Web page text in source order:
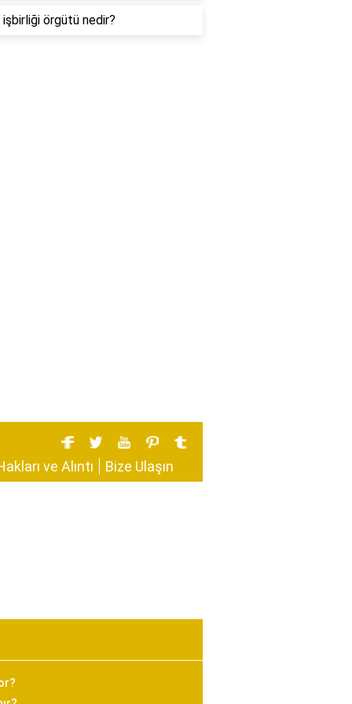
örgütü nedir?
ve Alıntı Bize Ulaşın